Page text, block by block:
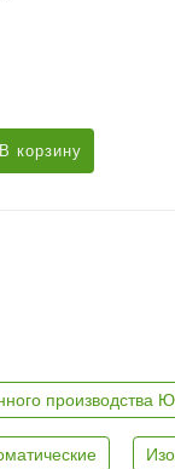
В корзину
производства